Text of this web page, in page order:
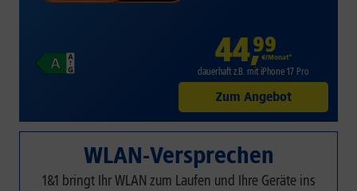
44,99
€/Monat*
dauerhaft z.B. mit iPhone 17 Pro
Zum Angebot
WLAN-Versprechen
1&1 bringt Ihr WLAN zum Laufen und Ihre Geräte ins